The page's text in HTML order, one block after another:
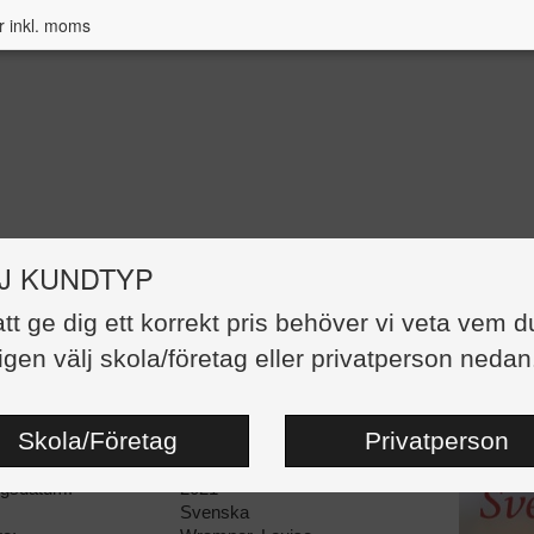
KUNDTYP
ge dig ett korrekt pris behöver vi veta vem
välj skola/företag eller privatperson
Skola/Företag Privatperson
inkl. moms
Svenska 2
Häftad
88951-98-4
2021
Svenska